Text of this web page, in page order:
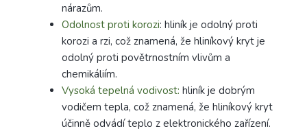
nárazům.
Odolnost proti korozi: hliník je odolný proti
korozi a rzi, což znamená, že hliníkový kryt je
odolný proti povětrnostním vlivům a
chemikáliím.
Vysoká tepelná vodivost: hliník je dobrým
vodičem tepla, což znamená, že hliníkový kryt
účinně odvádí teplo z elektronického zařízení.